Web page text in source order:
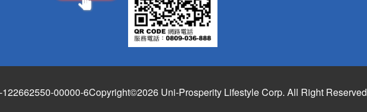
00000-6Copyright©2026 Uni-Prosperity Lifestyle Corp. All Right Reserved